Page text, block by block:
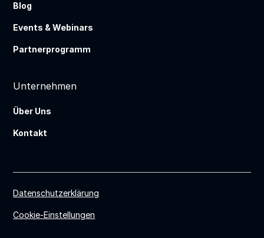
Blog
Events & Webinars
Partnerprogramm
Unternehmen
Über Uns
Kontakt
Datenschutzerklärung
Cookie-Einstellungen